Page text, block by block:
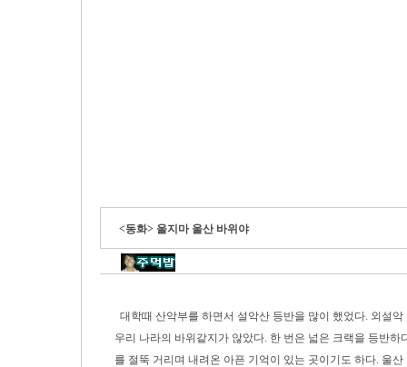
<동화> 울지마 울산 바위야
대학때 산악부를 하면서 설악산 등반을 많이 했었다. 외설
우리 나라의 바위같지가 않았다. 한 번은 넓은 크랙을 등반
를 절뚝 거리며 내려온 아픈 기억이 있는 곳이기도 하다. 울